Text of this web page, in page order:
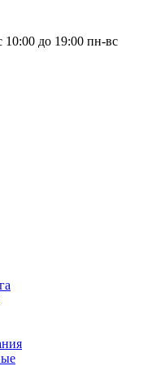
10:00 до 19:00 пн-вс